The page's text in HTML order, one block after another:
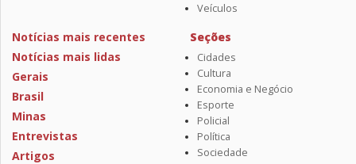
Veículos
Notícias mais recentes
Notícias mais lidas
Gerais
Brasil
Minas
Entrevistas
Artigos
Seções
Cidades
Cultura
Economia e Negócio
Esporte
Policial
Política
Sociedade